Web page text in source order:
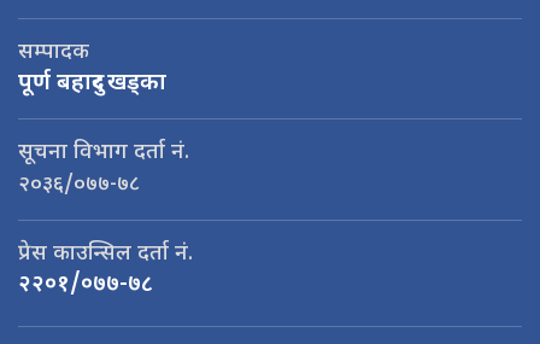
सम्पादक
पूर्ण बहादुर खड्का
सूचना विभाग दर्ता नं.
२०३६/०७७-७८
प्रेस काउन्सिल दर्ता नं.
२२०१/०७७-७८